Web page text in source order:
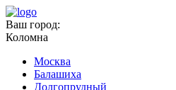
Ваш город:
Коломна
Москва
Балашиха
Долгопрудный